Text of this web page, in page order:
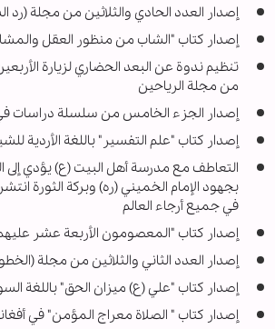
إصدار العدد الحادي والثلاثين من مجلة
إصدار كتاب "الشاب من منظور العقل
تنظيم ندوة عن البعد الحضاري لزيارة
من مجلة الرياحين
إصدار الجزء الخامس من سلسلة دراسات
إصدار كتاب "علم التفسير" باللغة الأردية
التعاطف مع مدرسة أهل البيت (ع) يؤدي إلى
بجهود الإمام الخميني (ره) وبركة الثورة
في جميع أرجاء العالم
إصدار كتاب "المعصومون الأربعة عشر عليهم
إصدار العدد الثاني والثلاثين من مجلة
إصدار كتاب "علي (ع) ميزان الحق" باللغة
إصدار كتاب " الصلاة معراج المؤمن" في